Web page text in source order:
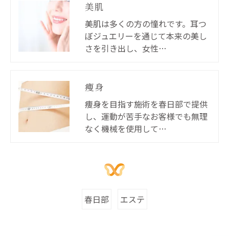
美肌
美肌は多くの方の憧れです。耳つ
ぼジュエリーを通じて本来の美し
さを引き出し、女性…
痩身
痩身を目指す施術を春日部で提供
し、運動が苦手なお客様でも無理
なく機械を使用して…
春日部 エステ